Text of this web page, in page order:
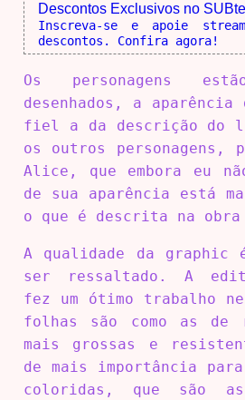
Descontos Exclusivos no
Inscreva-se e apoie
descontos. Confira agora!
Os personagens
desenhados, a
fiel a da descrição do
os outros personagens,
Alice, que embora eu
de sua aparência está
o que é descrita na
A qualidade da graphic
ser ressaltado. A
fez um ótimo trabalho
folhas são como as de
mais grossas e
de mais importância
coloridas, que são